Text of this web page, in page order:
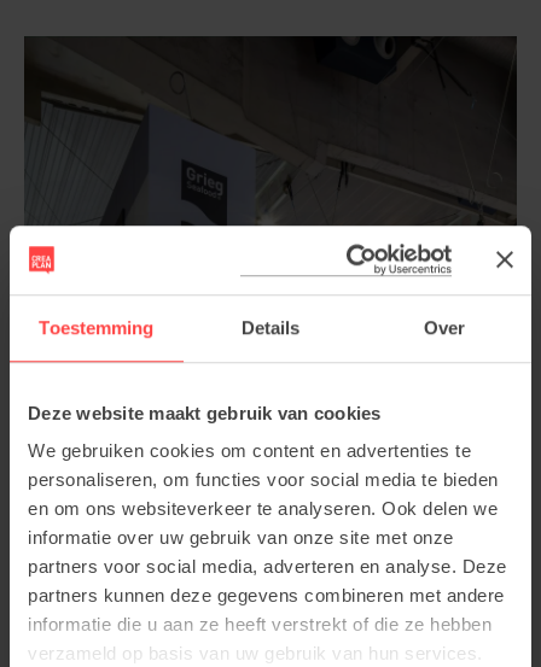
Toestemming Details Over
Deze website maakt gebruik van cookies
We gebruiken cookies om content en advertenties te
personaliseren, om functies voor social media te bieden
en om ons websiteverkeer te analyseren. Ook delen we
informatie over uw gebruik van onze site met onze
partners voor social media, adverteren en analyse. Deze
partners kunnen deze gegevens combineren met andere
informatie die u aan ze heeft verstrekt of die ze hebben
verzameld op basis van uw gebruik van hun services.